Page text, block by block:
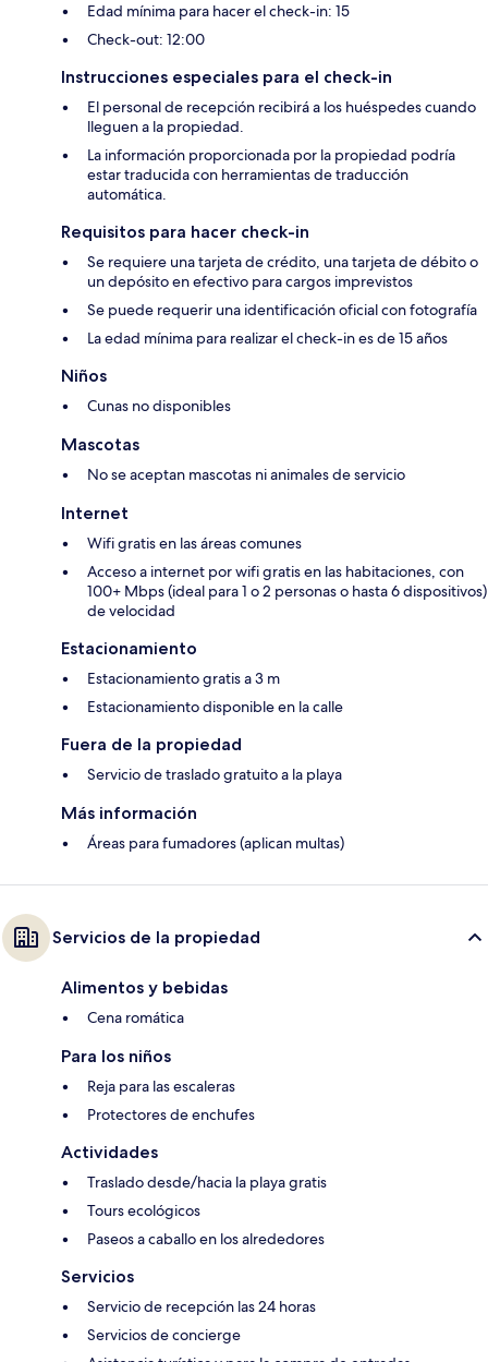
Edad mínima para hacer el check-in: 15
Check-out: 12:00
Instrucciones especiales para el check-in
El personal de recepción recibirá a los huéspedes cuando
lleguen a la propiedad.
La información proporcionada por la propiedad podría
estar traducida con herramientas de traducción
automática.
Requisitos para hacer check-in
Se requiere una tarjeta de crédito, una tarjeta de débito o
un depósito en efectivo para cargos imprevistos
Se puede requerir una identificación oficial con fotografía
La edad mínima para realizar el check-in es de 15 años
Niños
Cunas no disponibles
Mascotas
No se aceptan mascotas ni animales de servicio
Internet
Wifi gratis en las áreas comunes
Acceso a internet por wifi gratis en las habitaciones, con
100+ Mbps (ideal para 1 o 2 personas o hasta 6 dispositivos)
de velocidad
Estacionamiento
Estacionamiento gratis a 3 m
Estacionamiento disponible en la calle
Fuera de la propiedad
Servicio de traslado gratuito a la playa
Más información
Áreas para fumadores (aplican multas)
Servicios de la propiedad
Alimentos y bebidas
Cena romática
Para los niños
Reja para las escaleras
Protectores de enchufes
Actividades
Traslado desde/hacia la playa gratis
Tours ecológicos
Paseos a caballo en los alrededores
Servicios
Servicio de recepción las 24 horas
Servicios de concierge